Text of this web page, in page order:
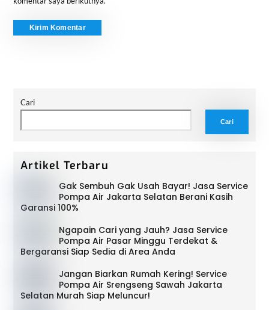
Cari
Cari
Artikel Terbaru
Gak Sembuh Gak Usah Bayar! Jasa Service
Pompa Air Jakarta Selatan Berani Kasih
Garansi 100%
Ngapain Cari yang Jauh? Jasa Service
Pompa Air Pasar Minggu Terdekat &
Bergaransi Siap Sedia di Area Anda
Jangan Biarkan Rumah Kering! Service
Pompa Air Srengseng Sawah Jakarta
Selatan Murah Siap Meluncur!